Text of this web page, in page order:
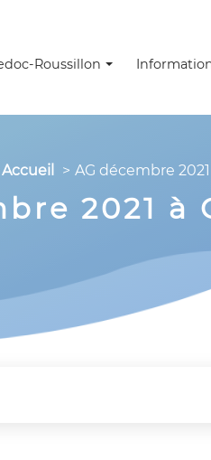
Roussillon
Accueil AG décembre
2021 à